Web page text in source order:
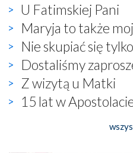
U Fatimskiej Pani
Maryja to także
Nie skupiać się
Dostaliśmy
Z wizytą u Matki
15 lat w